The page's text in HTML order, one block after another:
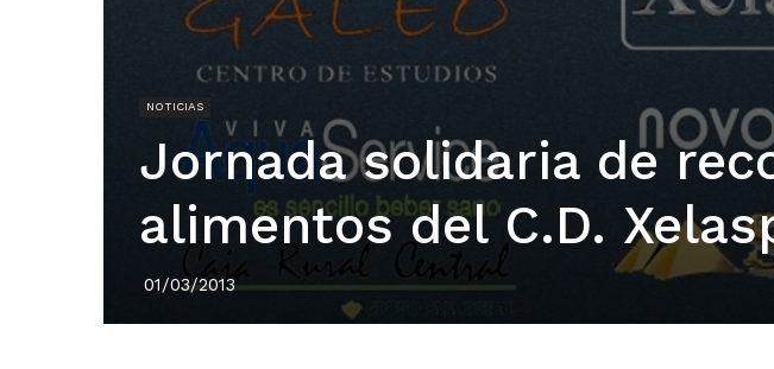
NOTICIAS
Jornada solidaria de
alimentos del C.D.
01/03/2013